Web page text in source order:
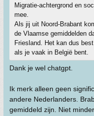
Migratie-achtergrond en
mee.
Als jij uit Noord-Brabant
de Vlaamse gemiddelden
Friesland. Het kan dus
als je vaak in België bent.
Dank je wel chatgpt.
Ik merk alleen geen
andere Nederlanders.
gemiddeld zijn. Niet